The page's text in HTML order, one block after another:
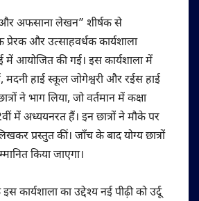
और अफसाना लेखन” शीर्षक से
प्रेरक और उत्साहवर्धक कार्यशाला
में आयोजित की गई। इस कार्यशाला में
मदनी हाई स्कूल जोगेश्वरी और रईस हाई
ने भाग लिया, जो वर्तमान में कक्षा
में अध्ययनरत हैं। इन छात्रों ने मौके पर
प्रस्तुत कीं। जाँच के बाद योग्य छात्रों
किया जाएगा।
कार्यशाला का उद्देश्य नई पीढ़ी को उर्दू